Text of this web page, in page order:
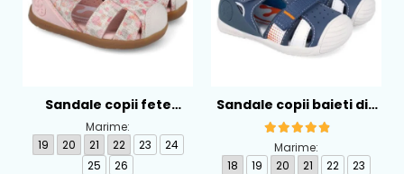
Sandale copii fete
calapod lat din textil
Biomecanics, Roz -
262193-A103
Marime:
19
20 21 22 23
24
25
26
Sandale copii baieti din
piele Biomecanics,
Albastru - 262124-A556
Marime:
18
19 20 21 22
23